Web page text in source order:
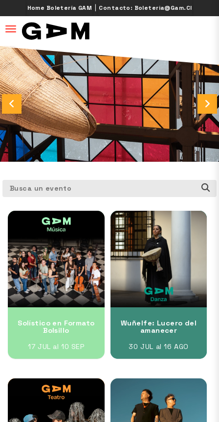
Home Boletería GAM | Contacto: Boleteria@gam.cl
desplegar navegación
Busca un evento
Solístico en Formato
Bolsillo
17 JUL al 10 SEP
Wuñelfe: Lucero del
amanecer
30 JUL al 16 AGO